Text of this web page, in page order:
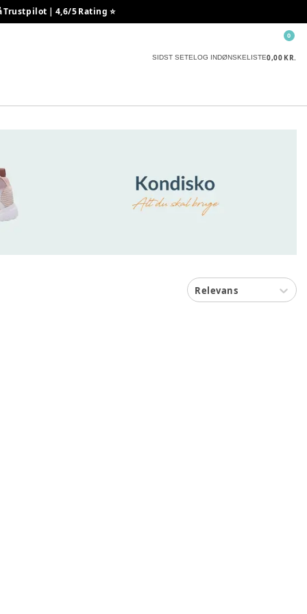
Trustpilot | 4,6/5 Rating ⭐️
SIDST SETELOG INDØNSKELISTE0,00 KR.
0
Relevans